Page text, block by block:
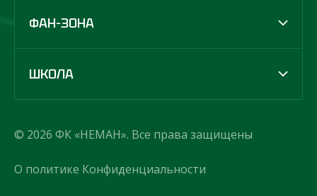
ФАН-ЗОНА
ШКОЛА
© 2026 ФК «НЕМАН». Все права защищены
О политике Конфиденциальности